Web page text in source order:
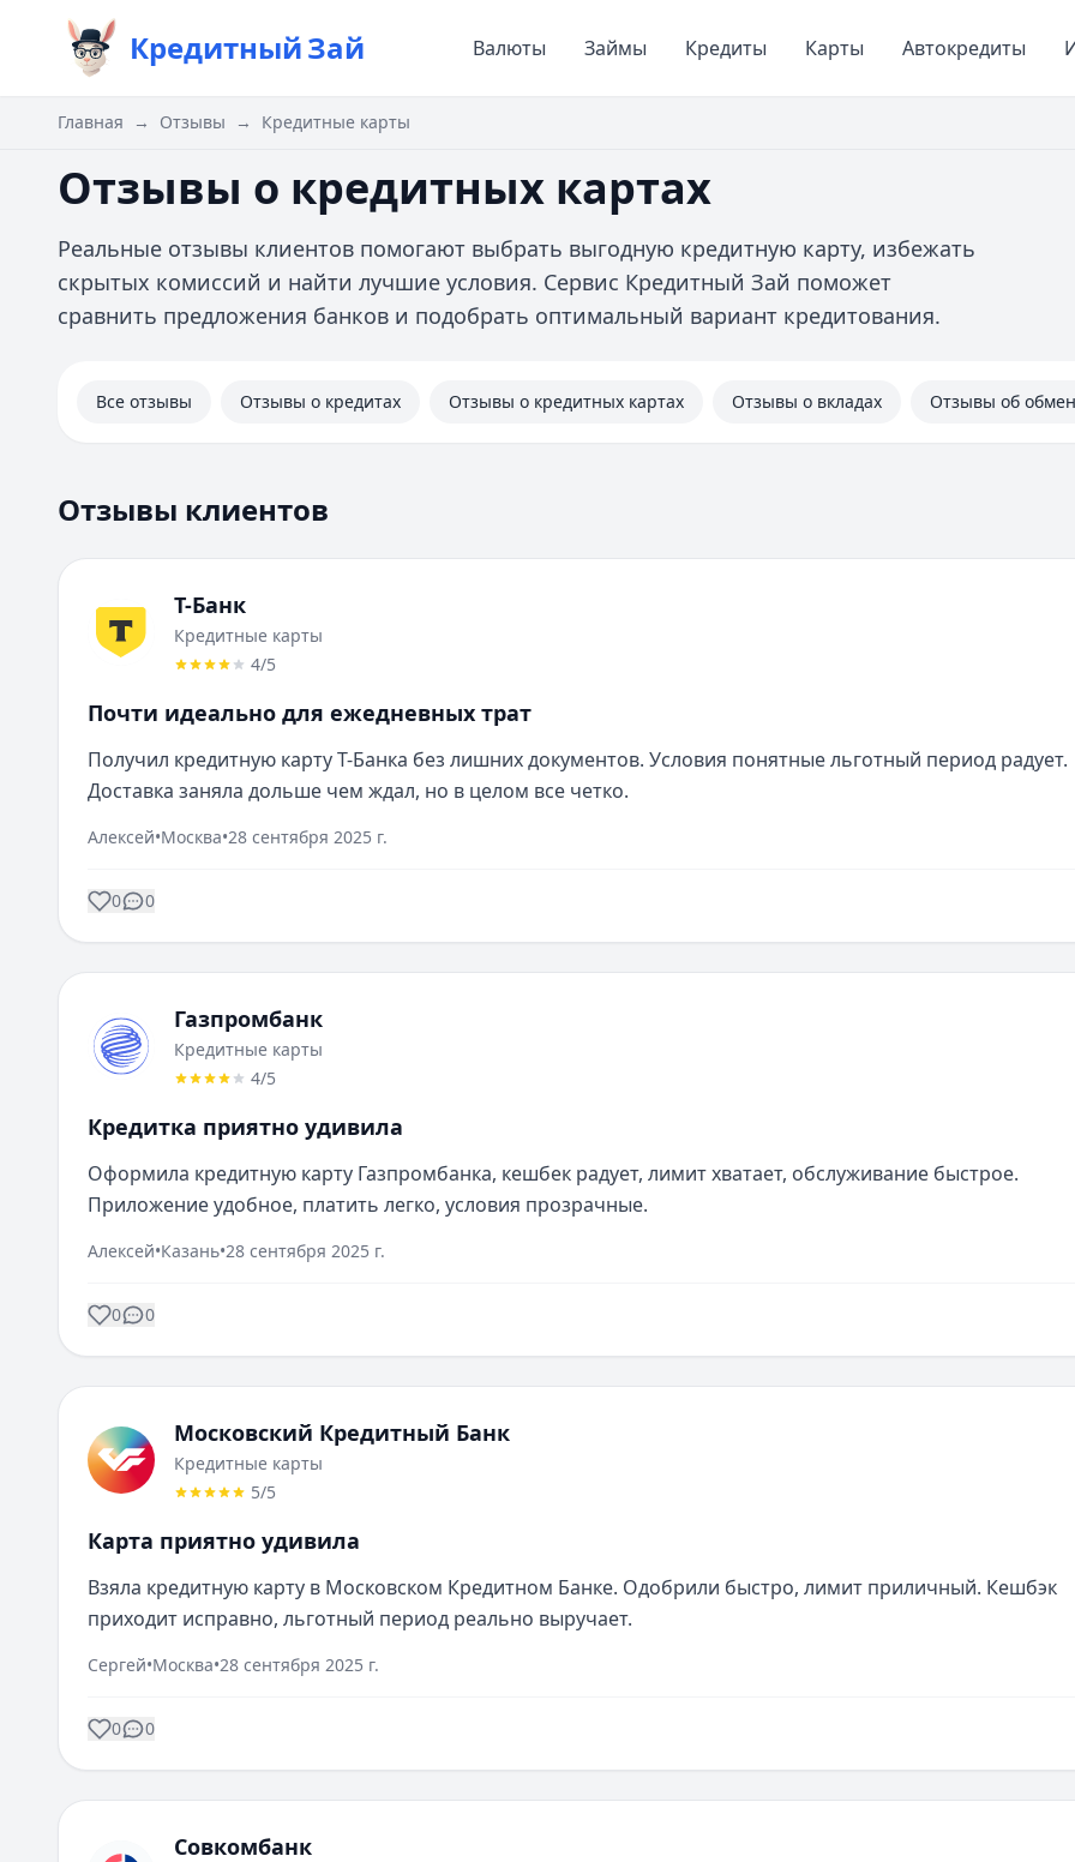
КредитныйЗай Валюты Займы Кредиты Карты Автокредиты
Главная → Отзывы → Кредитные карты
Отзывы о кредитных картах
Реальные отзывы клиентов помогают выбрать выгодную кредитную карту, избежать
скрытых комиссий и найти лучшие условия. Сервис Кредитный Зай поможет
сравнить предложения банков и подобрать оптимальный вариант кредитования.
Все отзывы Отзывы о кредитах Отзывы о кредитных картах Отзывы о вкладах Отзывы об
Отзывы клиентов
Т-Банк
Кредитные карты
4/5
Почти идеально для ежедневных трат
Получил кредитную карту Т-Банка без лишних документов. Условия понятные льготный период радует.
Доставка заняла дольше чем ждал, но в целом все четко.
Алексей•Москва•28 сентября 2025 г.
0 0
Газпромбанк
Кредитные карты
4/5
Кредитка приятно удивила
Оформила кредитную карту Газпромбанка, кешбек радует, лимит хватает, обслуживание быстрое.
Приложение удобное, платить легко, условия прозрачные.
Алексей•Казань•28 сентября 2025 г.
0 0
Московский Кредитный Банк
Кредитные карты
5/5
Карта приятно удивила
Взяла кредитную карту в Московском Кредитном Банке. Одобрили быстро, лимит приличный. Кешбэк
приходит исправно, льготный период реально выручает.
Сергей•Москва•28 сентября 2025 г.
0 0
Совкомбанк